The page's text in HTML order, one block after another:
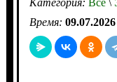
Категория: Все\
Время: